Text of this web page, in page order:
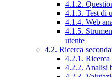
4.1.2.
4.1.3. Test di
4.1.4. Web
4.1.5.
utente
4.2. Ricerca
4.2.1. Ricerca
4.2.2. Analisi